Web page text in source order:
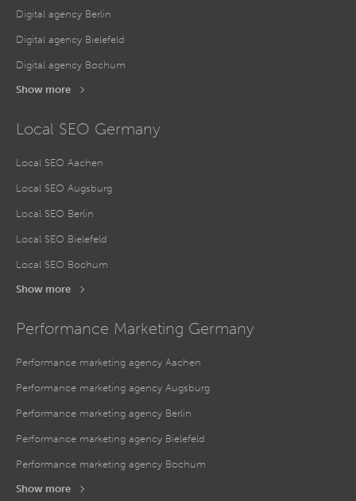
Digital agency Berlin
Digital agency Bielefeld
Digital agency Bochum
Show more
Local SEO Germany
Local SEO Aachen
Local SEO Augsburg
Local SEO Berlin
Local SEO Bielefeld
Local SEO Bochum
Show more
Performance Marketing Germany
Performance marketing agency Aachen
Performance marketing agency Augsburg
Performance marketing agency Berlin
Performance marketing agency Bielefeld
Performance marketing agency Bochum
Show more